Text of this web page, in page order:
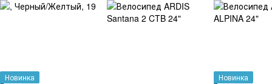
Новинка
Новинка